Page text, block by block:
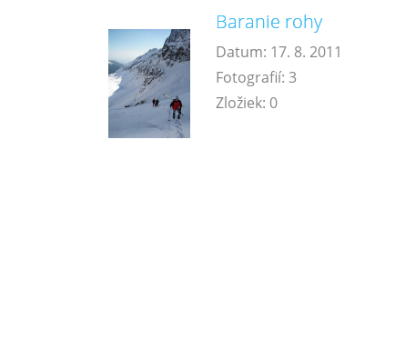
Baranie rohy
Datum: 17. 8. 2011
Fotografií: 3
Zložiek: 0